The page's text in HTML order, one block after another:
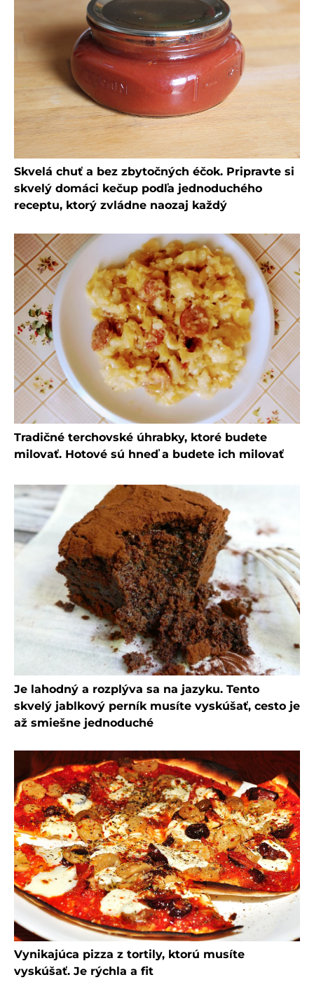
Skvelá chuť a bez zbytočných éčok. Pripravte si
skvelý domáci kečup podľa jednoduchého
receptu, ktorý zvládne naozaj každý
Tradičné terchovské úhrabky, ktoré budete
milovať. Hotové sú hneď a budete ich milovať
Je lahodný a rozplýva sa na jazyku. Tento
skvelý jablkový perník musíte vyskúšať, cesto je
až smiešne jednoduché
Vynikajúca pizza z tortily, ktorú musíte
vyskúšať. Je rýchla a fit